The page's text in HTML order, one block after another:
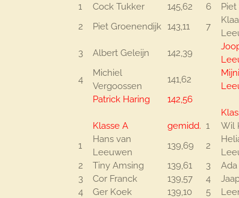
1
Cock Tukker 145,62 6
2
Piet Groenendijk 143,11 7
3 Albert Geleijn 142,39
4
Michiel
Vergoossen
141,62
Patrick Haring
142,56
Klasse A
gemidd. 1 Wil
1
Hans van
Leeuwen
139,69 2
2
Tiny Amsing 139,61 3
3
Cor Franck 139,57 4
4
Ger Koek 139,10 5